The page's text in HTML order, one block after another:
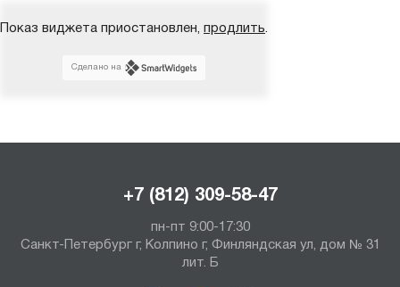
Показ виджета приостановлен, продлить.
Сделано на
+7 (812) 309-58-47
пн-пт 9:00-17:30
Санкт-Петербург г, Колпино г, Финляндская ул, дом № 31
лит. Б